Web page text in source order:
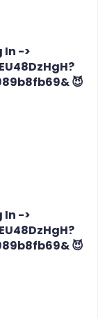
In ->
😈
In ->
😈